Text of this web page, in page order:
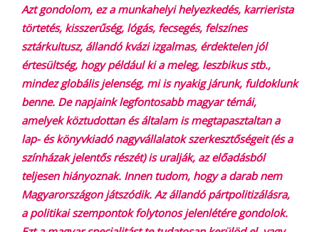
Azt gondolom, ez a munkahelyi helyezkedés, karrierista
törtetés, kisszerűség, lógás, fecsegés, felszínes
sztárkultusz, állandó kvázi izgalmas, érdektelen jól
értesültség, hogy például ki a meleg, leszbikus stb.,
mindez globális jelenség, mi is nyakig járunk, fuldoklunk
benne. De napjaink legfontosabb magyar témái,
amelyek köztudottan és általam is megtapasztaltan a
lap- és könyvkiadó nagyvállalatok szerkesztőségeit (és a
színházak jelentős részét) is uralják, az előadásból
teljesen hiányoznak. Innen tudom, hogy a darab nem
Magyarországon játszódik. Az állandó pártpolitizálásra,
a politikai szempontok folytonos jelenlétére gondolok.